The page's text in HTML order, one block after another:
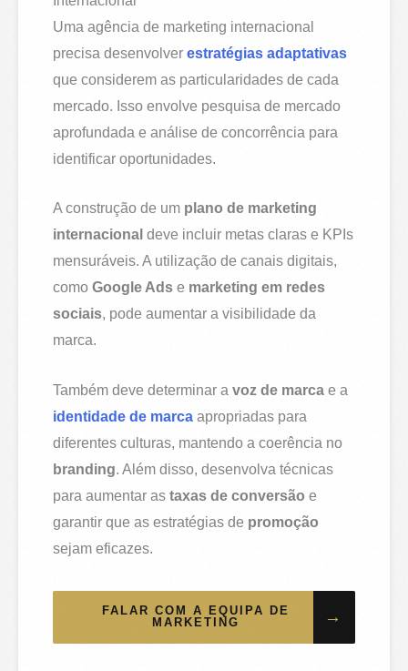
Uma agência de marketing internacional
precisa desenvolverestratégias adaptativas
que considerem as particularidades de cada
mercado. Isso envolve pesquisa de mercado
aprofundada e análise de concorrência para
identificar oportunidades.
A construção de um plano de marketing
internacional deve incluir metas claras e KPIs
mensuráveis. A utilização de canais digitais,
comoGoogle Ads e marketing em redes
sociais, pode aumentar a visibilidade da
marca.
Também deve determinar avoz de marca e a
identidade de marca apropriadas para
diferentes culturas, mantendo a coerência no
branding. Além disso, desenvolva técnicas
para aumentar astaxas de conversão e
garantir que as estratégias de promoção
sejam eficazes.
FALAR COM A EQUIPA DE
MARKETING
→